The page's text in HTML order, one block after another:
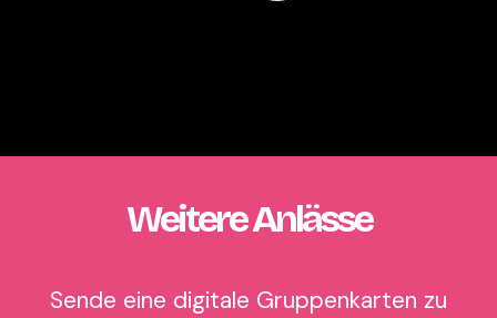
Weitere Anlässe
Sende eine digitale Gruppenkarten zu